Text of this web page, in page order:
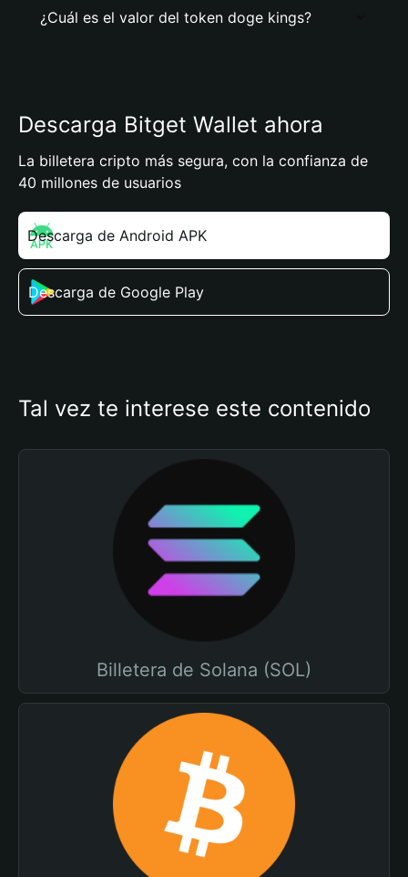
¿Cuál es el valor del token doge kings?
Descarga Bitget Wallet ahora
La billetera cripto más segura, con la confianza de
40 millones de usuarios
Descarga de Android APK
Descarga de Google Play
Tal vez te interese este contenido
Billetera de Solana (SOL)